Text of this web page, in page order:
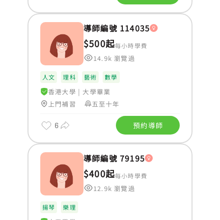
導師編號 114035
$500起每小時學費
14.9k 瀏覽過
人文 理科 藝術 數學
香港大學 | 大學畢業
上門補習
五至十年
6 預約導師
導師編號 79195
$400起每小時學費
12.9k 瀏覽過
揚琴 樂理